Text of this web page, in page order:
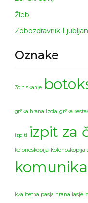
Žleb
Zobozdravnik
Oznake
3d tiskanje
grška hrana Izola grška
izpiti izpit za
kolonoskopija Kolonoskopija
kvalitetna pasja hrana lasje